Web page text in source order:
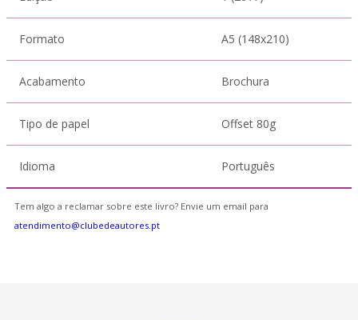
Formato A5 (148x210)
Acabamento Brochura
Tipo de papel Offset 80g
Idioma Português
Tem algo a reclamar sobre este livro? Envie um email para
atendimento@clubedeautores.pt